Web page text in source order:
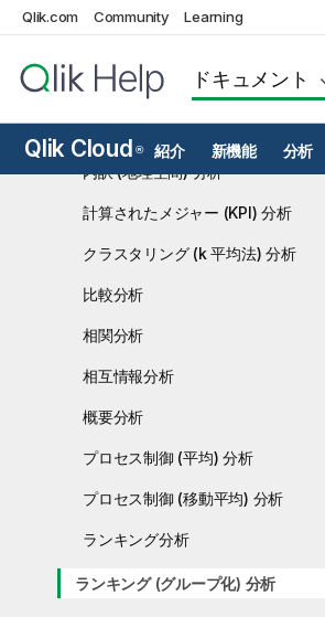
Qlik.com Community Learning
ドキュメント
Qlik Cloud ® 紹介 新機能 分析
分析を作成および編集する
異常 (トレンド) 分析
内訳 (地理空間) 分析
計算されたメジャー (KPI) 分析
クラスタリング (k 平均法) 分析
比較分析
相関分析
相互情報分析
概要分析
プロセス制御 (平均) 分析
プロセス制御 (移動平均) 分析
ランキング分析
ランキング (グループ化) 分析